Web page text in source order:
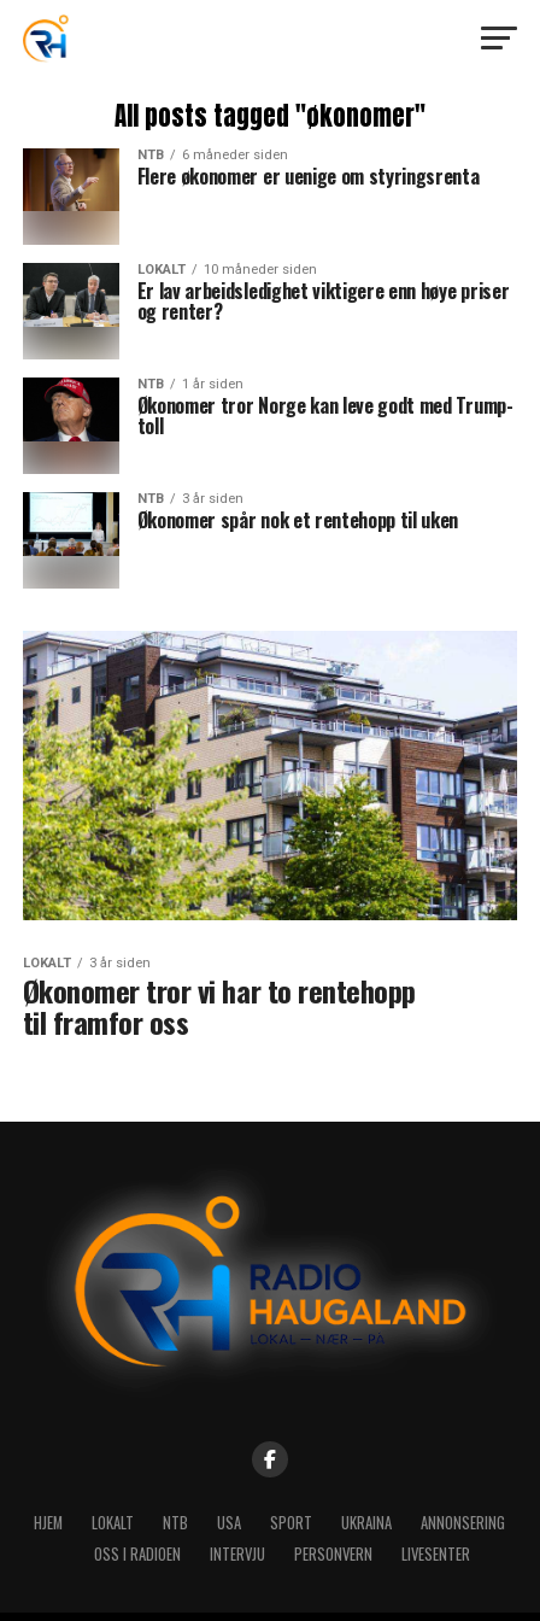
All posts tagged "økonomer"
NTB 6 måneder siden
Flere økonomer er uenige om styringsrenta
LOKALT 10 måneder siden
Er lav arbeidsledighet viktigere enn høye priser
og renter?
NTB 1 år siden
Økonomer tror Norge kan leve godt med Trump-
toll
NTB 3 år siden
Økonomer spår nok et rentehopp til uken
LOKALT 3 år siden
Økonomer tror vi har to rentehopp
til framfor oss
HJEM LOKALT NTB USA SPORT UKRAINA
ANNONSERING
OSS I RADIOEN
INTERVJU PERSONVERN LIVESENTER